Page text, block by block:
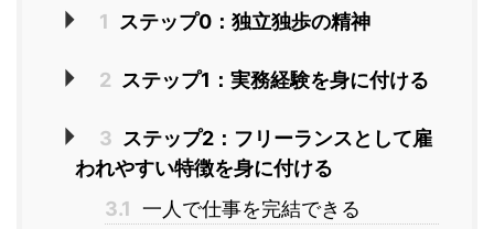
1 ステップ0：独立独歩の精神
2 ステップ1：実務経験を身に付ける
3 ステップ2：フリーランスとして雇
われやすい特徴を身に付ける
3.1 一人で仕事を完結できる